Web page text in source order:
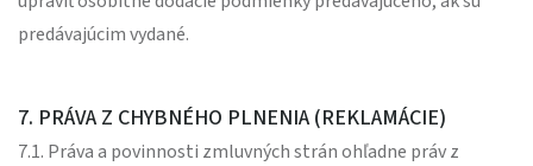
predávajúcim vydané.
7. PRÁVA Z CHYBNÉHO PLNENIA (REKLAMÁCIE)
7.1. Práva a povinnosti zmluvných strán ohľadne práv z